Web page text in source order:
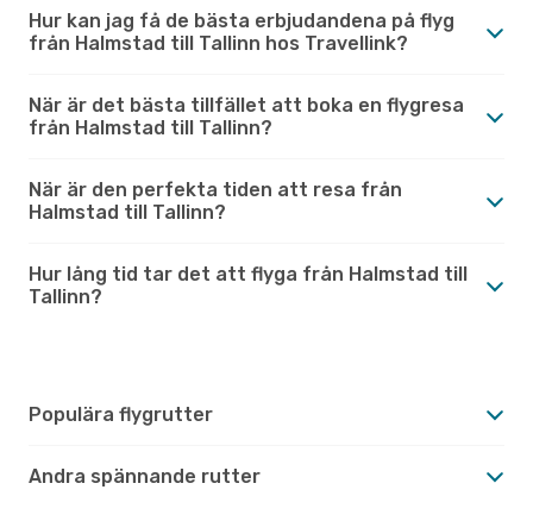
Hur kan jag få de bästa erbjudandena på flyg
från Halmstad till Tallinn hos Travellink?
När är det bästa tillfället att boka en flygresa
från Halmstad till Tallinn?
När är den perfekta tiden att resa från
Halmstad till Tallinn?
Hur lång tid tar det att flyga från Halmstad till
Tallinn?
Populära flygrutter
Andra spännande rutter